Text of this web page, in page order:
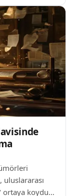
için detaylı
arkeolog
buluntu,
Ortaya Çıkan
ortaya koydu.